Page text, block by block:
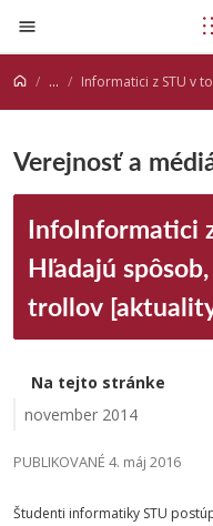
Prejsť na obsah
... Informatici z STU v top súťaži.
Verejnosť a
InfoInformatici
Hľadajú
trollov
Na tejto stránke
november 2014
PUBLIKOVANÉ 4. máj 2016
Študenti informatiky STU